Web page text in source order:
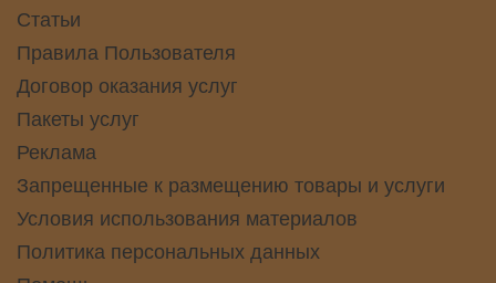
Статьи
Правила Пользователя
Договор оказания услуг
Пакеты услуг
Реклама
Запрещенные к размещению товары и услуги
Условия использования материалов
Политика персональных данных